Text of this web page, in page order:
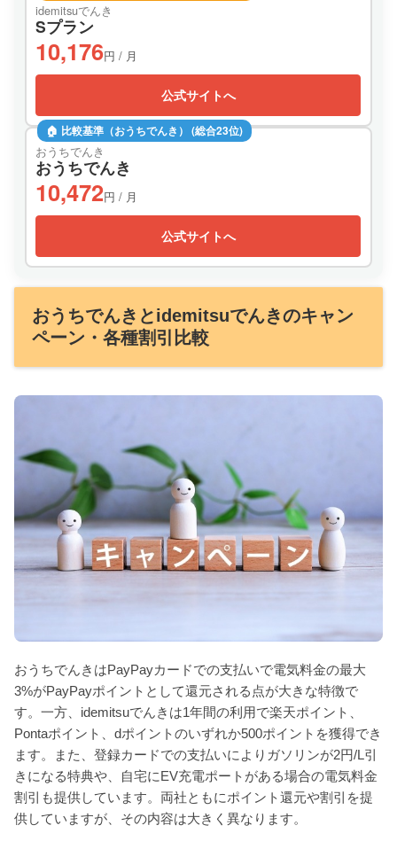
idemitsuでんき
Sプラン
10,176円 / 月
公式サイトへ
🏠 比較基準（おうちでんき） (総合23位)
おうちでんき
おうちでんき
10,472円 / 月
公式サイトへ
おうちでんきとidemitsuでんきのキャン
ペーン・各種割引比較
おうちでんきはPayPayカードでの支払いで電気料金の最大
3%がPayPayポイントとして還元される点が大きな特徴で
す。一方、idemitsuでんきは1年間の利用で楽天ポイント、
Pontaポイント、dポイントのいずれか500ポイントを獲得でき
ます。また、登録カードでの支払いによりガソリンが2円/L引
きになる特典や、自宅にEV充電ポートがある場合の電気料金
割引も提供しています。両社ともにポイント還元や割引を提
供していますが、その内容は大きく異なります。